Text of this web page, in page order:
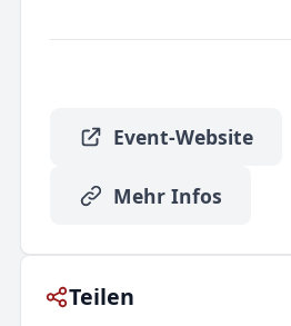
Event-Website
Mehr Infos
Teilen